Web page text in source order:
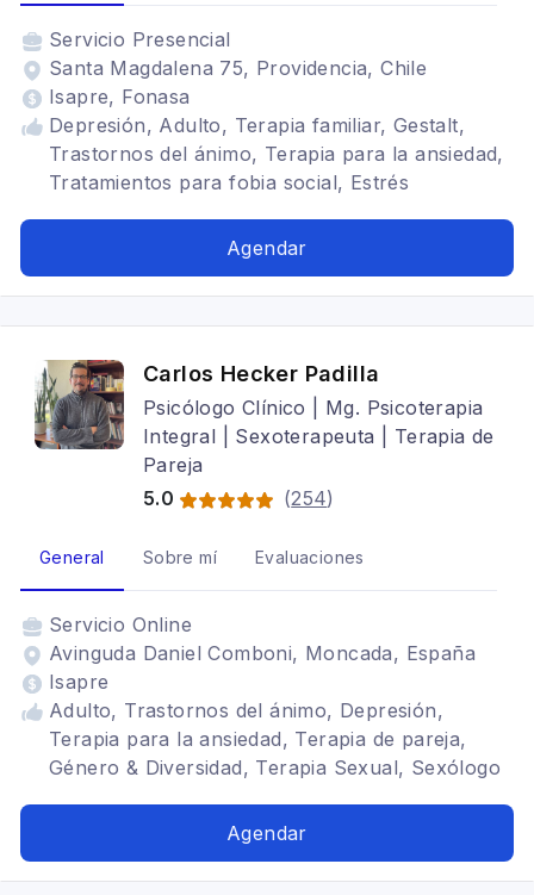
Servicio Presencial
Santa Magdalena 75, Providencia, Chile
Isapre, Fonasa
Depresión, Adulto, Terapia familiar, Gestalt,
Trastornos del ánimo, Terapia para la ansiedad,
Tratamientos para fobia social, Estrés
personalidad, Trastornos alimenticios TCA,
Agendar
Carlos Hecker Padilla
Psicólogo Clínico | Mg. Psicoterapia
Integral | Sexoterapeuta | Terapia de
Pareja
5.0
(254)
General Sobre mí Evaluaciones
Servicio Online
Avinguda Daniel Comboni, Moncada, España
Isapre
Adulto, Trastornos del ánimo, Depresión,
Terapia para la ansiedad, Terapia de pareja,
Género & Diversidad, Terapia Sexual, Sexólogo
Adicción al Sexo, Infidelidad, Disfunciones
femeninas, Duelo, Duelo migratorio, Trastornos
Agendar